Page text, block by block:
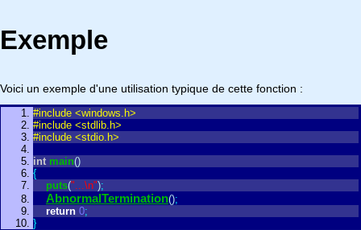
Exemple
Voici un exemple d'une utilisation typique de cette fonction :
#include <windows.h>
#include <stdlib.h>
#include <stdio.h>
int main()
{
puts("...\n");
AbnormalTermination();
return 0;
}